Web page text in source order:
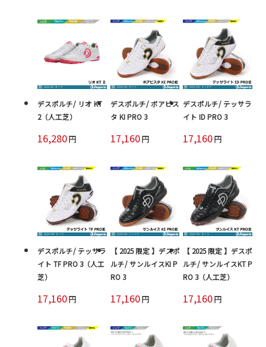
デスポルチ/ リオ KT
2（人工芝）
16,280円
デスポルチ/ ボアビス
タ KI PRO 3
17,160円
デスポルチ/ テッサラ
イト ID PRO 3
17,160円
デスポルチ/ テッサラ
イト TF PRO 3（人工
芝）
17,160円
【 2025 限定 】デスポ
ルチ/ サンルイスKI P
RO 3
17,160円
【 2025 限定 】デスポ
ルチ/ サンルイスKT P
RO 3（人工芝）
17,160円